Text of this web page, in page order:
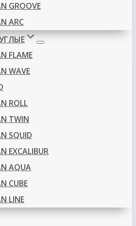
GROOVE
ARC
FLAME
WAVE
ROLL
TWIN
SQUID
EXCALIBUR
AQUA
CUBE
LINE